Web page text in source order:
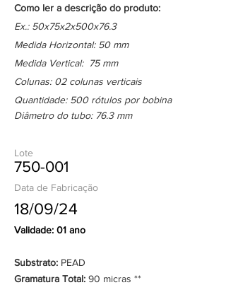
Como ler a descrição do produto:
Ex.: 50x75x2x500x76.3
Medida Horizontal: 50 mm
Medida Vertical: 75 mm
Colunas: 02 colunas verticais
Quantidade: 500 rótulos por bobina
Diâmetro do tubo: 76.3 mm
Lote
750-001
Data de Fabricação
18/09/24
Validade: 01 ano
Substrato: PEAD
Gramatura Total: 90 micras **